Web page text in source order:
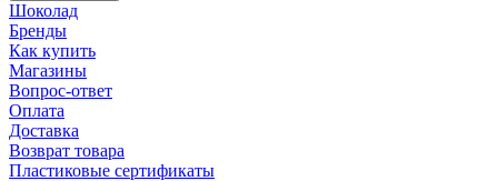
Шоколад
Бренды
Как купить
Магазины
Вопрос-ответ
Оплата
Доставка
Возврат товара
Пластиковые сертификаты